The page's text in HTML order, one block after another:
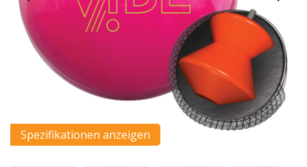
Spezifikationen anzeigen